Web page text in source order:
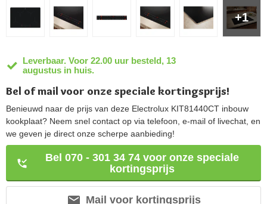
+1
Leverbaar. Voor 22.00 uur besteld, 13
augustus in huis.
Bel of mail voor onze speciale kortingsprijs!
Benieuwd naar de prijs van deze Electrolux KIT81440CT inbouw
kookplaat? Neem snel contact op via telefoon, e-mail of livechat, en
we geven je direct onze scherpe aanbieding!
Bel 070 - 301 34 74 voor onze speciale
kortingsprijs
Mail voor kortingsprijs